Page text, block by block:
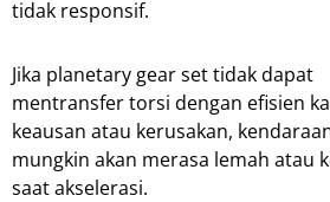
tidak responsif.
Jika planetary gear set tidak dapat
mentransfer torsi dengan efisien
keausan atau kerusakan,
mungkin akan merasa lemah atau
saat akselerasi.